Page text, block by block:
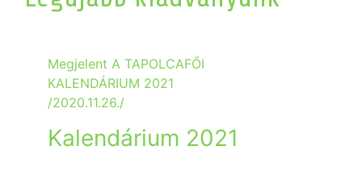
Megjelent A TAPOLCAFŐI
KALENDÁRIUM 2021
/2020.11.26./
Kalendárium 2021